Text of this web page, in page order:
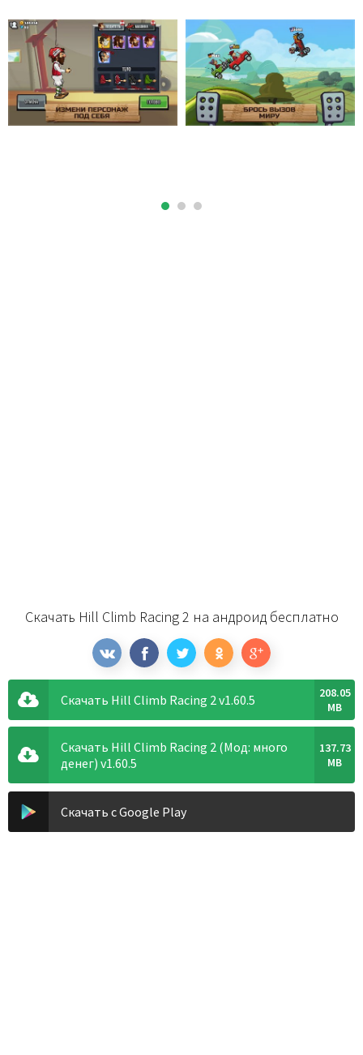
Скачать Hill Climb Racing 2 на андроид бесплатно
Скачать Hill Climb Racing 2 v1.60.5
208.05
MB
Скачать Hill Climb Racing 2 (Мод: много
денег) v1.60.5
137.73
MB
Скачать с Google Play